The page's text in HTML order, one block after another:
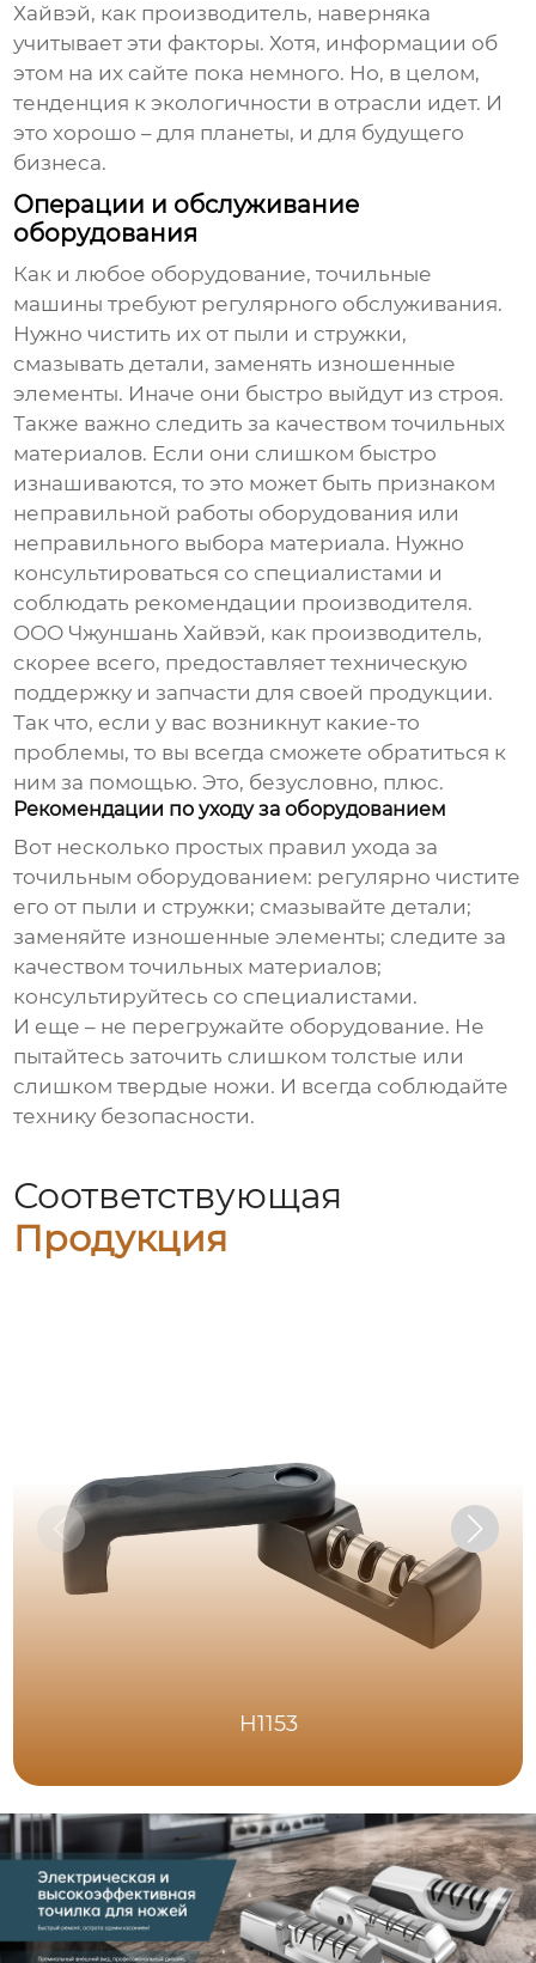
Хайвэй, как производитель, наверняка
учитывает эти факторы. Хотя, информации об
этом на их сайте пока немного. Но, в целом,
тенденция к экологичности в отрасли идет. И
это хорошо – для планеты, и для будущего
бизнеса.
Операции и обслуживание
оборудования
Как и любое оборудование, точильные
машины требуют регулярного обслуживания.
Нужно чистить их от пыли и стружки,
смазывать детали, заменять изношенные
элементы. Иначе они быстро выйдут из строя.
Также важно следить за качеством точильных
материалов. Если они слишком быстро
изнашиваются, то это может быть признаком
неправильной работы оборудования или
неправильного выбора материала. Нужно
консультироваться со специалистами и
соблюдать рекомендации производителя.
ООО Чжуншань Хайвэй, как производитель,
скорее всего, предоставляет техническую
поддержку и запчасти для своей продукции.
Так что, если у вас возникнут какие-то
проблемы, то вы всегда сможете обратиться к
ним за помощью. Это, безусловно, плюс.
Рекомендации по уходу за оборудованием
Вот несколько простых правил ухода за
точильным оборудованием: регулярно чистите
его от пыли и стружки; смазывайте детали;
заменяйте изношенные элементы; следите за
качеством точильных материалов;
консультируйтесь со специалистами.
И еще – не перегружайте оборудование. Не
пытайтесь заточить слишком толстые или
слишком твердые ножи. И всегда соблюдайте
технику безопасности.
Соответствующая
Продукция
H1153